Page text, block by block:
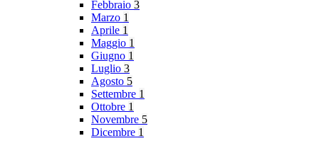
Febbraio 3
Marzo 1
Aprile 1
Maggio 1
Giugno 1
Luglio 3
Agosto 5
Settembre 1
Ottobre 1
Novembre 5
Dicembre 1